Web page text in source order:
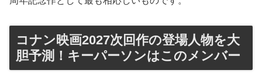
コナン映画2027次回作の登場人物を大
胆予測！キーパーソンはこのメンバー